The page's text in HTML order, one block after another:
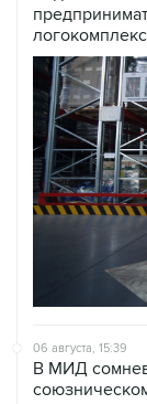
06 августа, 15:39
В МИД